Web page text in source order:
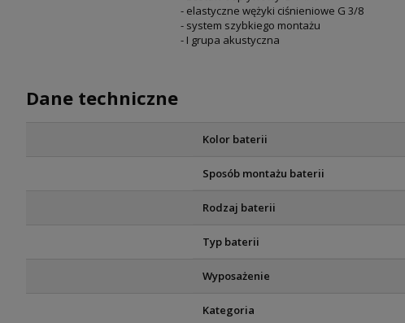
- elastyczne wężyki ciśnieniowe G 3/8
- system szybkiego montażu
- I grupa akustyczna
Dane techniczne
Kolor baterii
Sposób montażu baterii
Rodzaj baterii
Typ baterii
Wyposażenie
Kategoria